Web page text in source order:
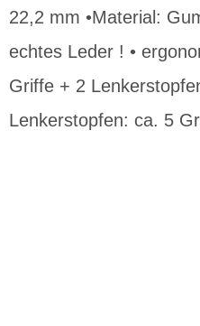
22,2 mm •Material:
echtes Leder ! •
Griffe + 2
Lenkerstopfen: ca. 5